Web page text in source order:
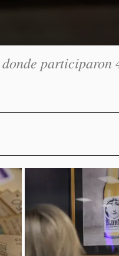
participaron